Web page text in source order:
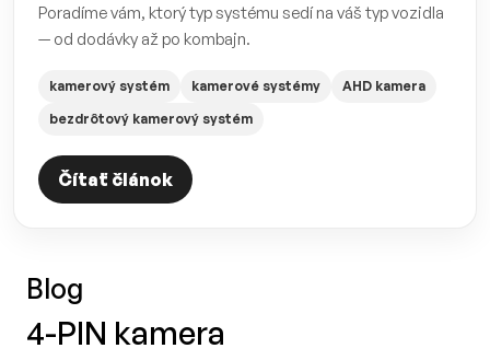
Poradíme vám, ktorý typ systému sedí na váš typ vozidla
— od dodávky až po kombajn.
kamerový systém kamerové systémy
AHD kamera
bezdrôtový kamerový systém
Čítať článok
Blog
4-PIN kamera